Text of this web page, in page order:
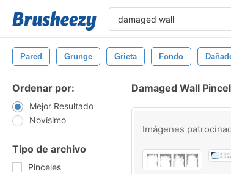
Pared Grunge Grieta Fondo
Ordenar por:
Mejor Resultado
Novísimo
Tipo de archivo
Pinceles
Damaged Wall
Imágenes